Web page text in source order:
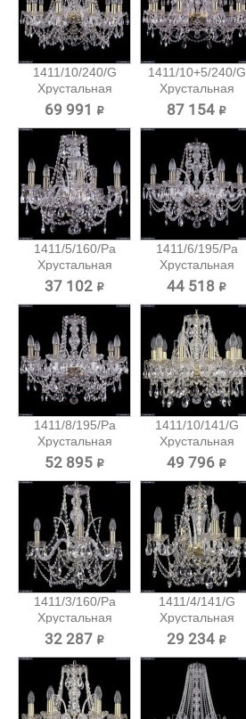
1411/10/240/G
Хрустальная
подвесная...
69 991 ₽
1411/10+5/240/G
Хрустальная
подвесная...
87 154 ₽
1411/5/160/Pa
Хрустальная
подвесная...
37 102 ₽
1411/6/195/Pa
Хрустальная
подвесная...
44 518 ₽
1411/8/195/Pa
Хрустальная
подвесная...
52 895 ₽
1411/10/141/G
Хрустальная
подвесная...
49 796 ₽
1411/3/160/Pa
Хрустальная
подвесная...
32 287 ₽
1411/4/141/G
Хрустальная
подвесная...
29 234 ₽